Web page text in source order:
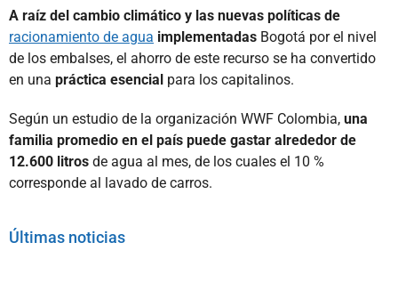
A raíz del cambio climático y las nuevas políticas de
racionamiento de agua implementadas Bogotá por el nivel
de los embalses, el ahorro de este recurso se ha convertido
en una práctica esencial para los capitalinos.
Según un estudio de la organización WWF Colombia, una
familia promedio en el país puede gastar alrededor de
12.600 litros de agua al mes, de los cuales el 10 %
corresponde al lavado de carros.
Últimas noticias